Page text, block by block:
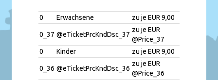
0 Erwachsene zu je EUR 9,00
0_37 @eTicketPrcKndDsc_37
zu je EUR
@Price_37
0
Kinder zu je EUR 9,00
0_36 @eTicketPrcKndDsc_36
zu je EUR
@Price_36